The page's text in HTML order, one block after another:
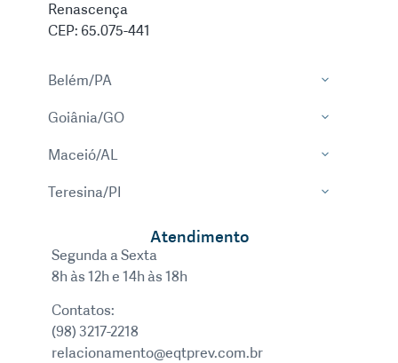
Renascença
CEP: 65.075-441
Belém/PA
Goiânia/GO
Maceió/AL
Teresina/PI
Atendimento
Segunda a Sexta
8h às 12h e 14h às 18h
Contatos:
(98) 3217-2218
relacionamento@eqtprev.com.br